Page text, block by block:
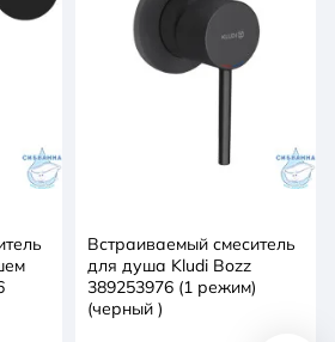
Встраиваемый смеситель
для душа Kludi Bozz
389253976 (1 режим)
(черный )